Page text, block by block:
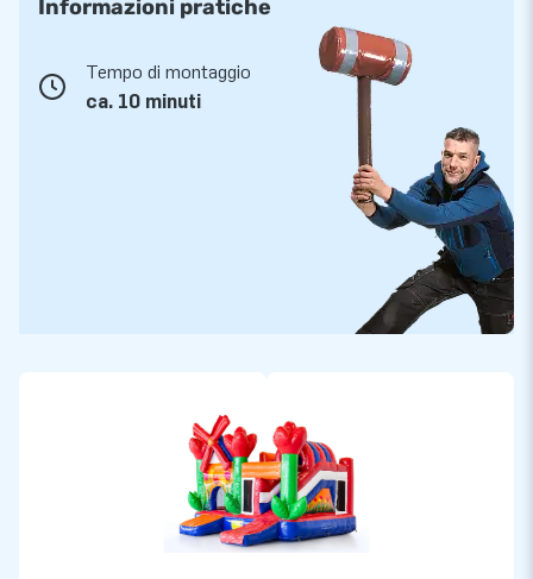
Informazioni pratiche
Tempo di montaggio
ca. 10 minuti